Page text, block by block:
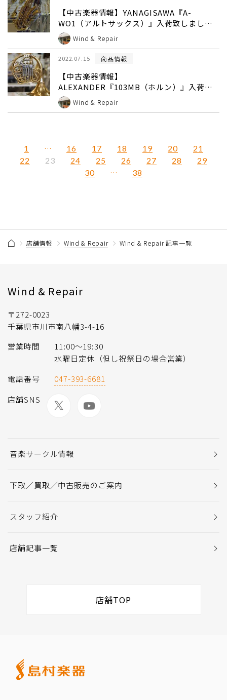
【中古楽器情報】YANAGISAWA『A-
WO1（アルトサックス）』入荷致しまし
た！Wind & Repair
2022.07.15 商品情報
【中古楽器情報】
ALEXANDER『103MB（ホルン）』入荷致
しました！
Wind & Repair
1 … 16 17 18 19 20
21
22
23 24 25 26 27 28
29
30
… 38
店舗情報 Wind & Repair Wind & Repair 記事一覧
Wind & Repair
〒272-0023
千葉県市川市南八幡3-4-16
営業時間
11:00〜19:30
水曜日定休（但し祝祭日の場合営業）
電話番号
047-393-6681
店舗SNS
音楽サークル情報
下取／買取／中古販売のご案内
スタッフ紹介
店舗記事一覧
店舗TOP